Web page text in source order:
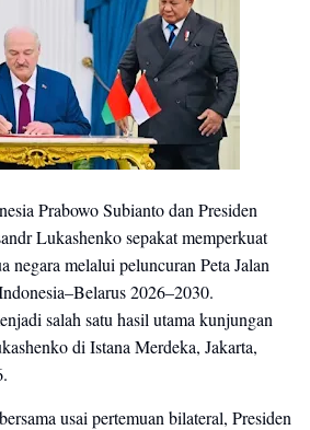
Prabowo Subianto dan Presiden
Lukashenko sepakat memperkuat
negara melalui peluncuran Peta Jalan
2026–2030.
salah satu hasil utama kunjungan
di Istana Merdeka, Jakarta,
usai pertemuan bilateral, Presiden